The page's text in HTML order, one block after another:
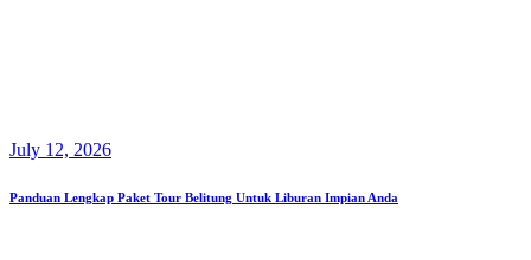
July 12, 2026
Panduan Lengkap Paket Tour Belitung Untuk Liburan Impian Anda